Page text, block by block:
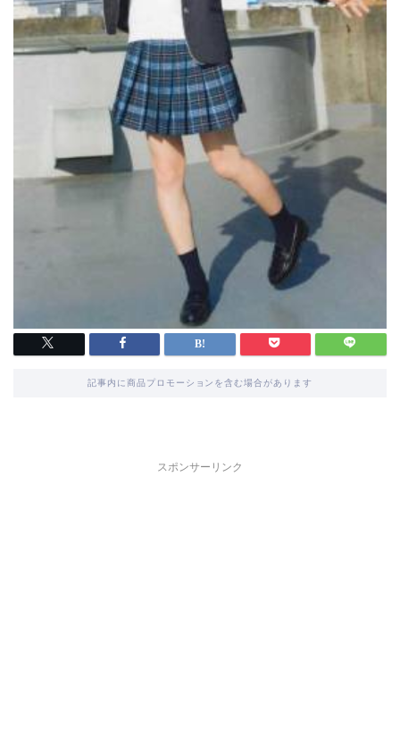
記事内に商品プロモーションを含む場合があります
スポンサーリンク